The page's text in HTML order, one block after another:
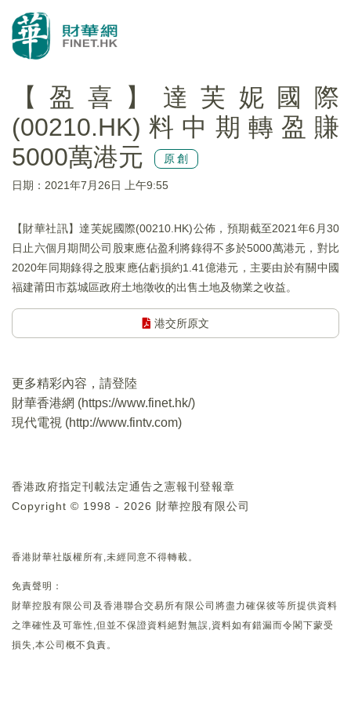
【盈喜】達芙妮國際
(00210.HK)料中期轉盈賺
5000萬港元
原創
日期：2021年7月26日 上午9:55
【財華社訊】達芙妮國際(00210.HK)公佈，預期截至2021年6月30
日止六個月期間公司股東應佔盈利將錄得不多於5000萬港元，對比
2020年同期錄得之股東應佔虧損約1.41億港元，主要由於有關中國
福建莆田市荔城區政府土地徵收的出售土地及物業之收益。
港交所原文
更多精彩內容，請登陸
財華香港網 (https://www.finet.hk/)
現代電視 (http://www.fintv.com)
香港政府指定刊載法定通告之憲報刊登報章
Copyright © 1998 - 2026 財華控股有限公司
香港財華社版權所有,未經同意不得轉載。
免責聲明：
財華控股有限公司及香港聯合交易所有限公司將盡力確保彼等所提供資料
之準確性及可靠性,但並不保證資料絕對無誤,資料如有錯漏而令閣下蒙受
損失,本公司概不負責。